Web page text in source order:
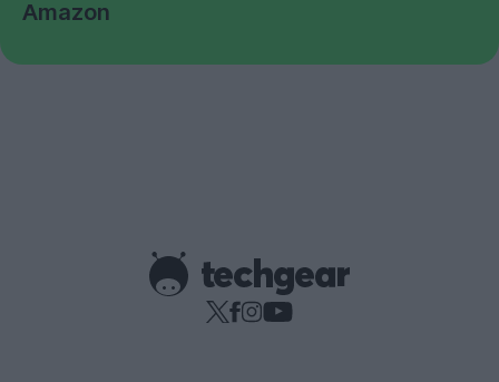
Amazon